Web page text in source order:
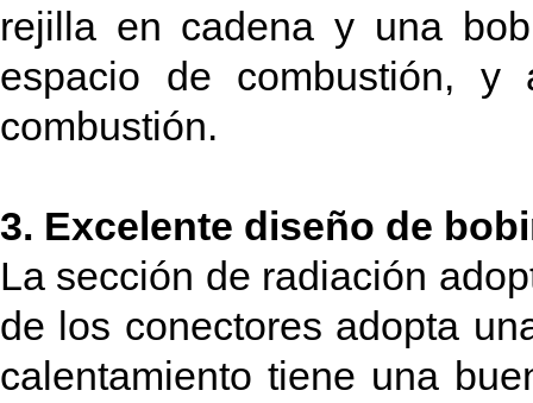
rejilla en cadena y una
espacio de combustión,
combustión.
3. Excelente diseño de
La sección de radiación
de los conectores adopta
calentamiento tiene una